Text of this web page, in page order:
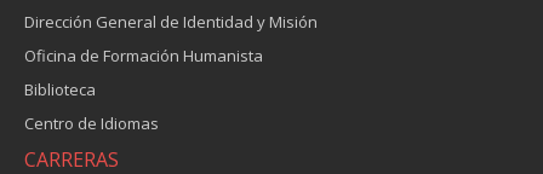
Dirección General de Identidad y Misión
Oficina de Formación Humanista
Biblioteca
Centro de Idiomas
CARRERAS